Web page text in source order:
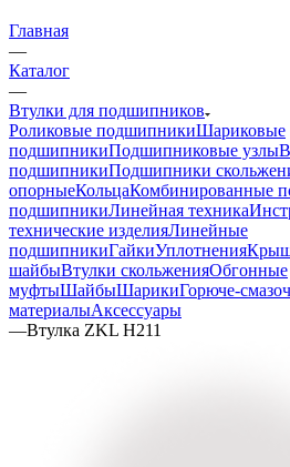
Главная
—
Каталог
—
Втулки для подшипников
Роликовые подшипникиШариковые
подшипникиПодшипниковые узлы
подшипникиПодшипники
опорныеКольцаКомбинированные
подшипникиЛинейная техника
технические изделияЛинейные
подшипникиГайкиУплотнения
шайбыВтулки скольженияОбгонные
муфтыШайбыШарикиГорюче-
материалыАксессуары
—Втулка ZKL H211